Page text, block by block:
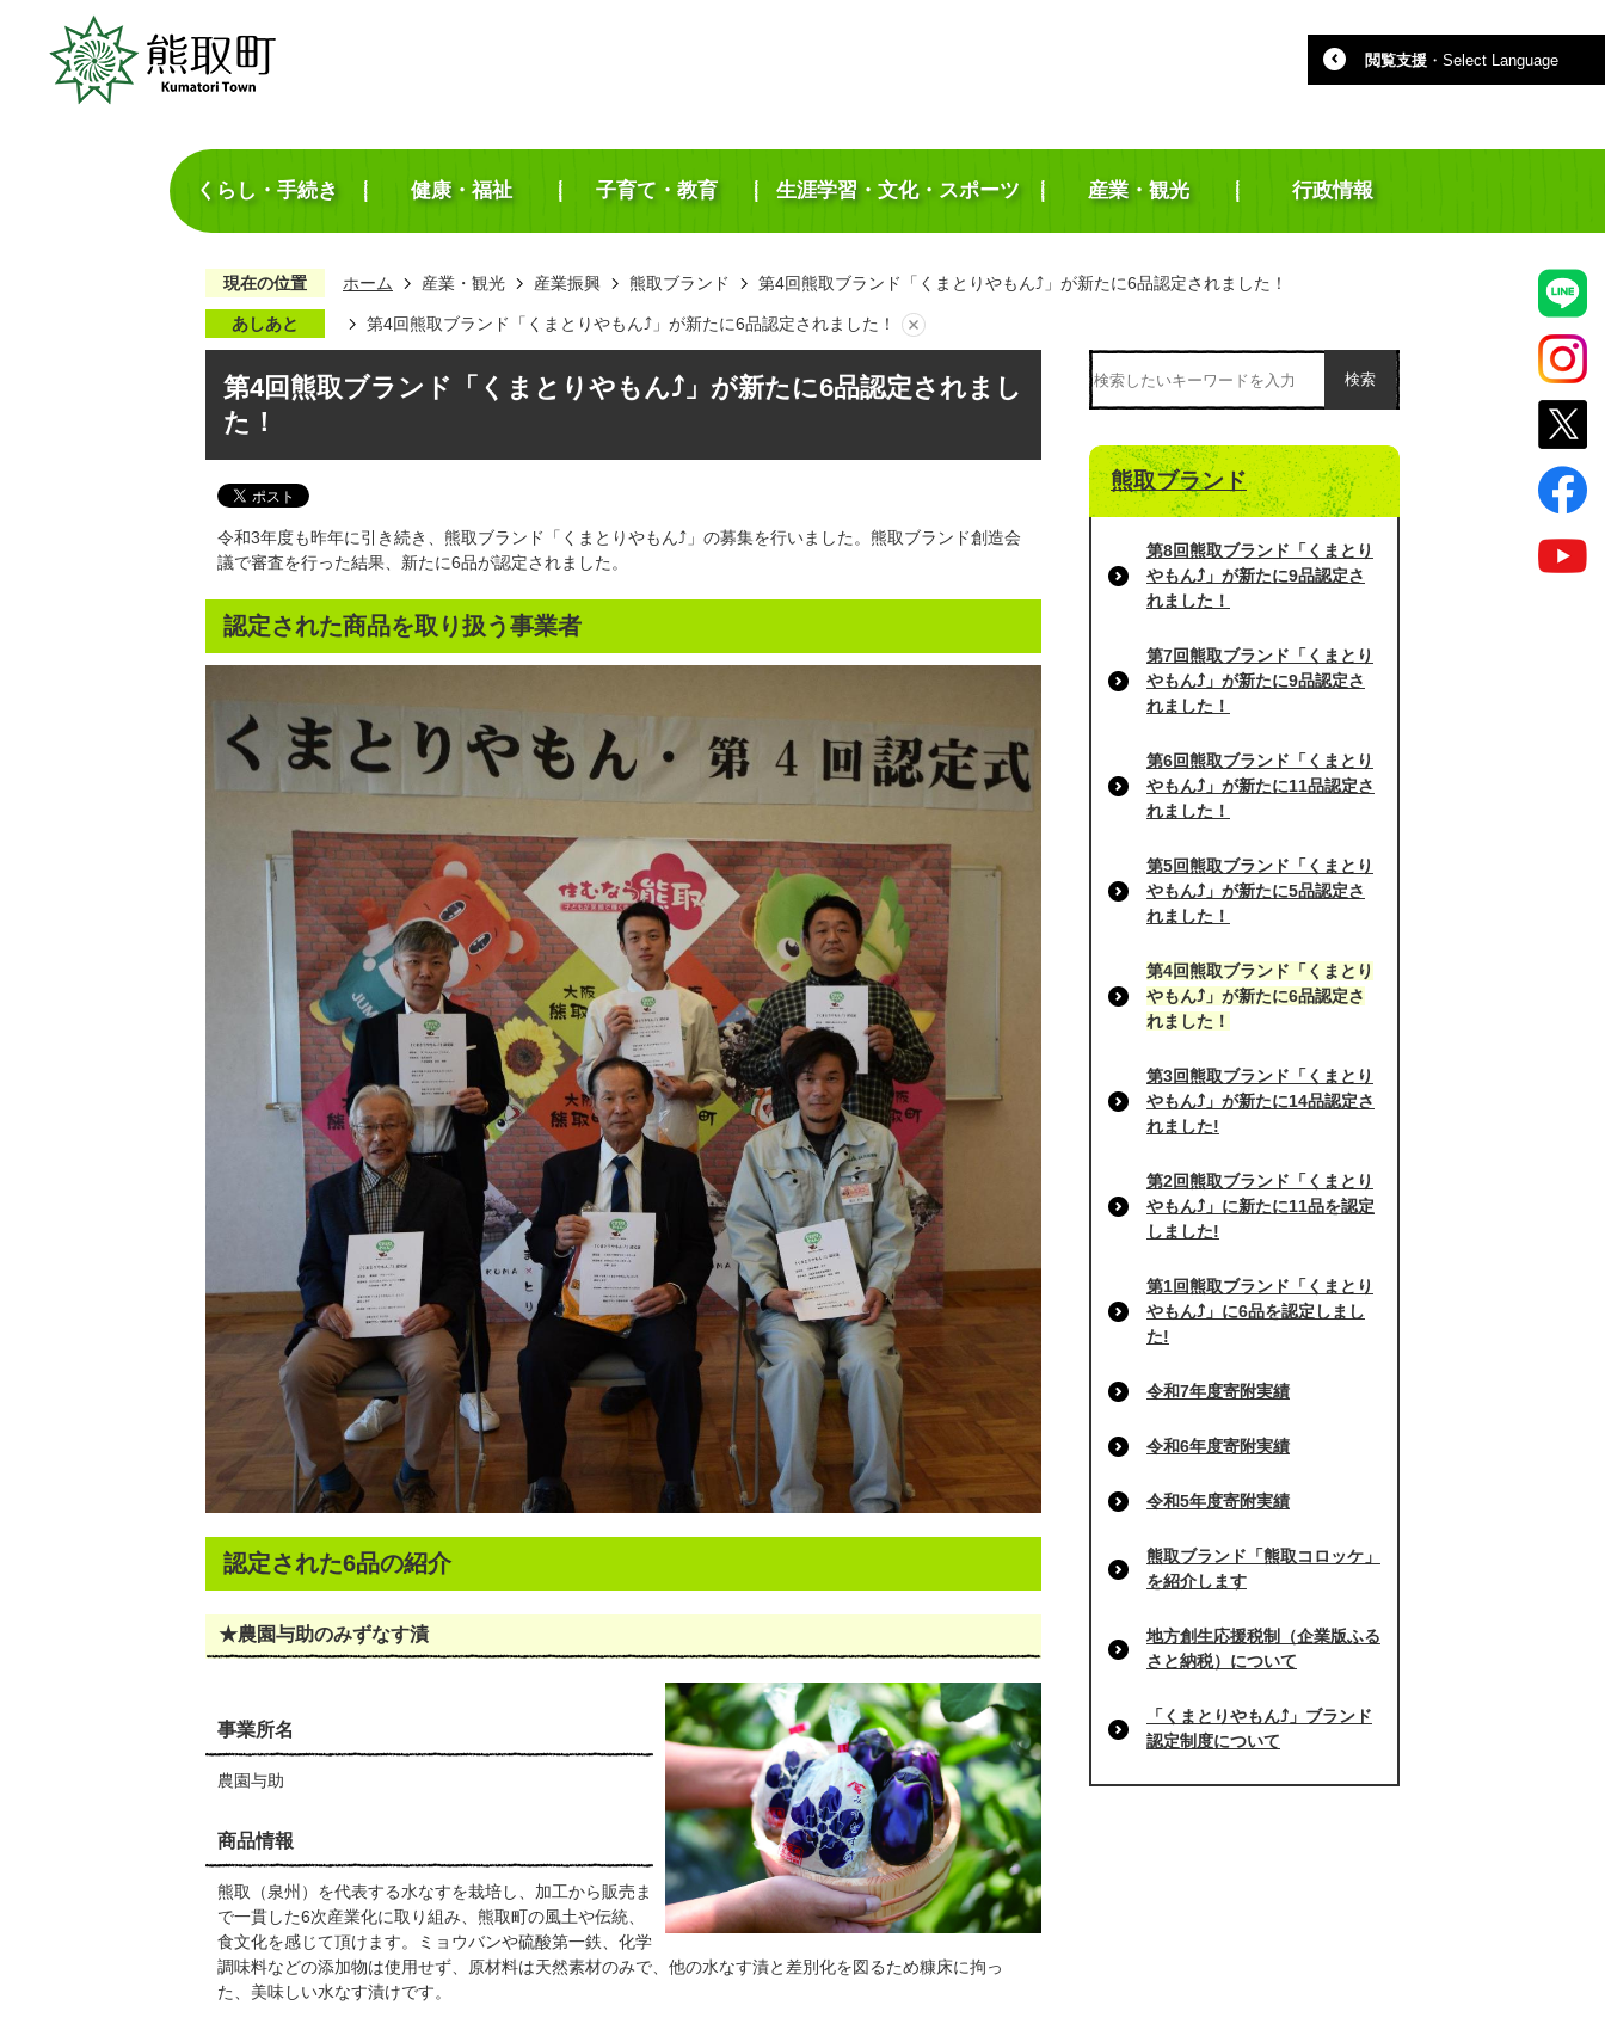
閲覧支援 ・ Select Language
くらし・手続き 健康・福祉 子育て・教育 生涯学習・文化・スポーツ 産業・観光 行政情報
現在の位置 ホーム 産業・観光 産業振興 熊取ブランド 第4回熊取ブランド「くまとりやもん⤴」が新たに6品認定されました！
あしあと 第4回熊取ブランド「くまとりやもん⤴」が新たに6品認定されました！
第4回熊取ブランド「くまとりやもん⤴」が新たに6品認定されまし
た！
令和3年度も昨年に引き続き、熊取ブランド「くまとりやもん⤴」の募集を行いました。熊取ブランド創造会
議で審査を行った結果、新たに6品が認定されました。
認定された商品を取り扱う事業者
認定された6品の紹介
★農園与助のみずなす漬
事業所名
農園与助
商品情報
熊取（泉州）を代表する水なすを栽培し、加工から販売ま
で一貫した6次産業化に取り組み、熊取町の風土や伝統、
食文化を感じて頂けます。ミョウバンや硫酸第一鉄、化学
調味料などの添加物は使用せず、原材料は天然素材のみで、他の水なす漬と差別化を図るため糠床に拘っ
た、美味しい水なす漬けです。
検索
熊取ブランド
第8回熊取ブランド「くまとり
やもん⤴」が新たに9品認定さ
れました！
第7回熊取ブランド「くまとり
やもん⤴」が新たに9品認定さ
れました！
第6回熊取ブランド「くまとり
やもん⤴」が新たに11品認定さ
れました！
第5回熊取ブランド「くまとり
やもん⤴」が新たに5品認定さ
れました！
第4回熊取ブランド「くまとり
やもん⤴」が新たに6品認定さ
れました！
第3回熊取ブランド「くまとり
やもん⤴」が新たに14品認定さ
れました!
第2回熊取ブランド「くまとり
やもん⤴」に新たに11品を認定
しました!
第1回熊取ブランド「くまとり
やもん⤴」に6品を認定しまし
た!
令和7年度寄附実績
令和6年度寄附実績
令和5年度寄附実績
熊取ブランド「熊取コロッケ」
を紹介します
地方創生応援税制（企業版ふる
さと納税）について
「くまとりやもん⤴」ブランド
認定制度について